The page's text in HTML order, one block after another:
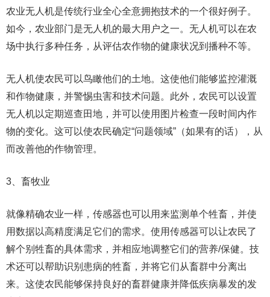
农业无人机是传统行业全心全意拥抱技术的一个很好例子。
如今，农业部门是无人机的最大用户之一。无人机可以在农
场中执行多种任务，从评估农作物的健康状况到播种不等。
无人机使农民可以鸟瞰他们的土地。这使他们能够监控灌溉
和作物健康，并警惕虫害和技术问题。此外，农民可以设置
无人机以定期巡查田地，并可以使用图片检查一段时间内作
物的变化。这可以使农民确定“问题领域”（如果有的话），从
而改善他的作物管理。
3、畜牧业
就像精确农业一样，传感器也可以用来监测单个牲畜，并使
用数据以高精度满足它们的需求。使用传感器可以让农民了
解个别牲畜的具体需求，并相应地调整它们的营养/保健。技
术还可以帮助识别患病的牲畜，并将它们从畜群中分离出
来。这使农民能够保持良好的畜群健康并降低疾病暴发的发